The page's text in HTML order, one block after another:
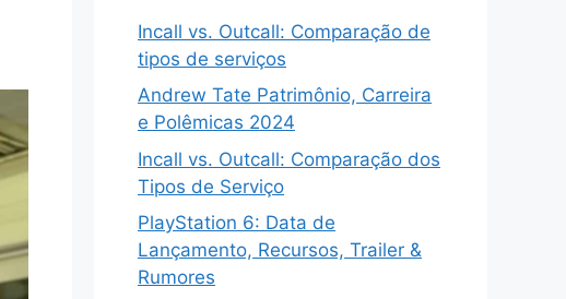
Incall vs. Outcall: Comparação de
tipos de serviços
Andrew Tate Patrimônio, Carreira
e Polêmicas 2024
Incall vs. Outcall: Comparação dos
Tipos de Serviço
PlayStation 6: Data de
Lançamento, Recursos, Trailer &
Rumores